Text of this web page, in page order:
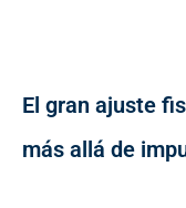
El gran ajuste
más allá de